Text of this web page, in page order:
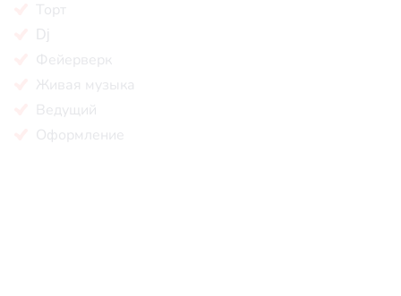
Торт
Dj
Фейерверк
Живая музыка
Ведущий
Оформление